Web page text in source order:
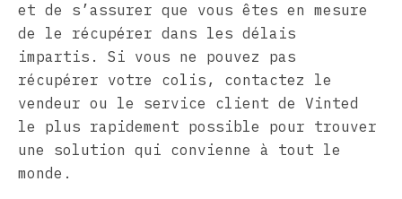
et de s’assurer que vous êtes en mesure
de le récupérer dans les délais
impartis. Si vous ne pouvez pas
récupérer votre colis, contactez le
vendeur ou le service client de Vinted
le plus rapidement possible pour trouver
une solution qui convienne à tout le
monde.